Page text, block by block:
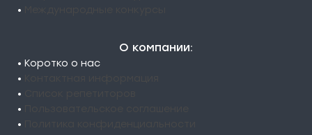
•
О компании:
• Коротко о нас
•
•
•
•